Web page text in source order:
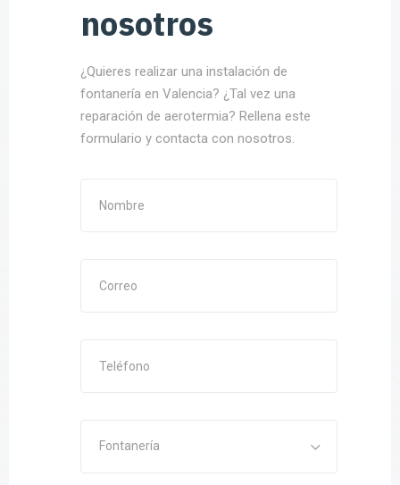
nosotros
¿Quieres realizar una instalación de
fontanería en Valencia? ¿Tal vez una
reparación de aerotermia? Rellena este
formulario y contacta con nosotros.
Fontanería